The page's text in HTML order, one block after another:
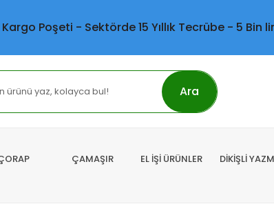
Poşeti - Sektörde 15 Yıllık Tecrübe - 5 Bin
Ara
ÇAMAŞIR EL İŞİ ÜRÜNLER DİKİŞLİ